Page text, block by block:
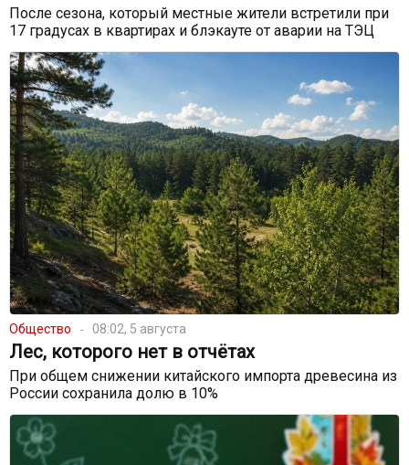
После сезона, который местные жители встретили при
17 градусах в квартирах и блэкауте от аварии на ТЭЦ
Общество 08:02, 5 августа
Лес, которого нет в отчётах
При общем снижении китайского импорта древесина из
России сохранила долю в 10%